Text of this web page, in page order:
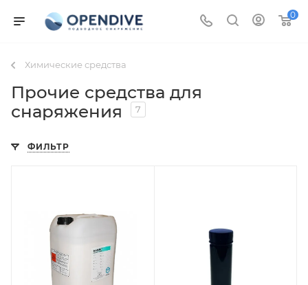
0
Химические средства
Прочие средства для
снаряжения
7
ФИЛЬТР